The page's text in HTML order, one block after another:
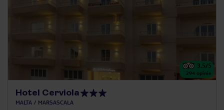
3.5/5
294 opinie
Hotel Cerviola
MALTA MARSASCALA